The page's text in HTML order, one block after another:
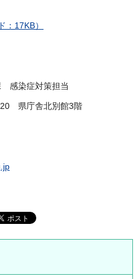
：17KB）
感染症対策担当
県庁舎北別館3階